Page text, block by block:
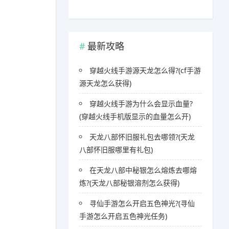
最新攻略
穿越火线手游源天龙怎么得?(cf手游
源天龙怎么获得)
穿越火线手游为什么会显示血量?
(穿越火线手机版显示的血量怎么开)
天龙八部怀旧服礼包去哪领?(天龙
八部怀旧服哪里有礼包)
在天龙八部中秘银怎么熔炼去哪熔
炼?(天龙八部秘银溶剂怎么获得)
寻仙手游怎么开启五色神光?(寻仙
手游怎么开启五色神光任务)